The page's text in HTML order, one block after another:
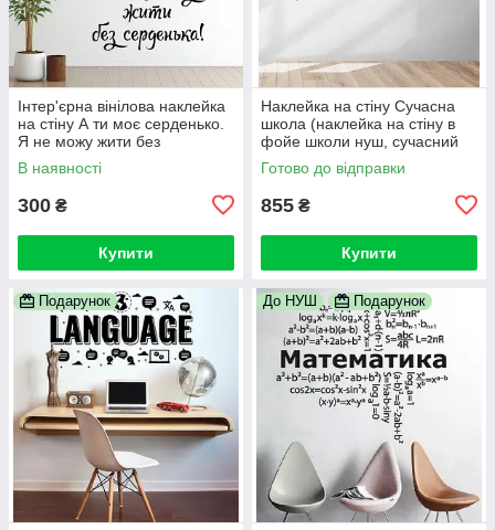
Інтер'єрна вінілова наклейка
на стіну А ти моє серденько.
Я не можу жити без
серденька!
В наявності
300 ₴
Купити
Наклейка на стіну Сучасна
школа (наклейка на стіну в
фойе школи нуш, сучасний
декор школи)
Готово до відправки
855 ₴
Купити
Подарунок До НУШ Подарунок